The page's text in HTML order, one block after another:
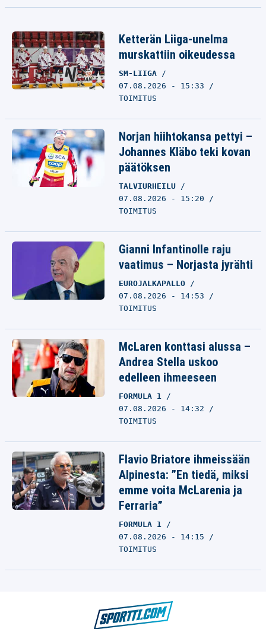
Ketterän Liiga-unelma
murskattiin oikeudessa
SM-LIIGA
07.08.2026 - 15:33
TOIMITUS
Norjan hiihtokansa pettyi –
Johannes Kläbo teki kovan
päätöksen
TALVIURHEILU
07.08.2026 - 15:20
TOIMITUS
Gianni Infantinolle raju
vaatimus – Norjasta jyrähti
EUROJALKAPALLO
07.08.2026 - 14:53
TOIMITUS
McLaren konttasi alussa –
Andrea Stella uskoo
edelleen ihmeeseen
FORMULA 1
07.08.2026 - 14:32
TOIMITUS
Flavio Briatore ihmeissään
Alpinesta: ”En tiedä, miksi
emme voita McLarenia ja
Ferraria”
FORMULA 1
07.08.2026 - 14:15
TOIMITUS